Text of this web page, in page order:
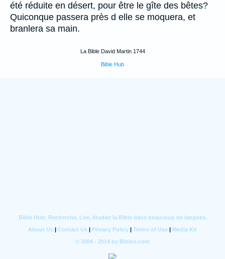
été réduite en désert, pour être le gîte des bêtes?
Quiconque passera près d elle se moquera, et
branlera sa main.
La Bible David Martin 1744
Bible Hub